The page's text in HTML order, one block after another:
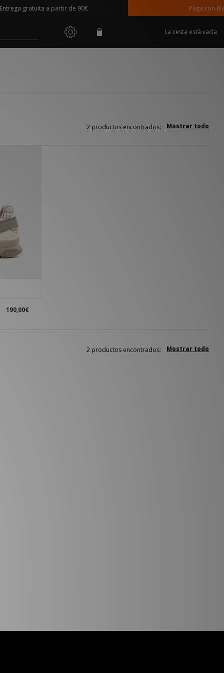
gratuita a partir de 90€ Paga con Klarna
La cesta está vacía
Mostrar todo
2 productos encontrados:
190,00€
Mostrar todo
2 productos encontrados: